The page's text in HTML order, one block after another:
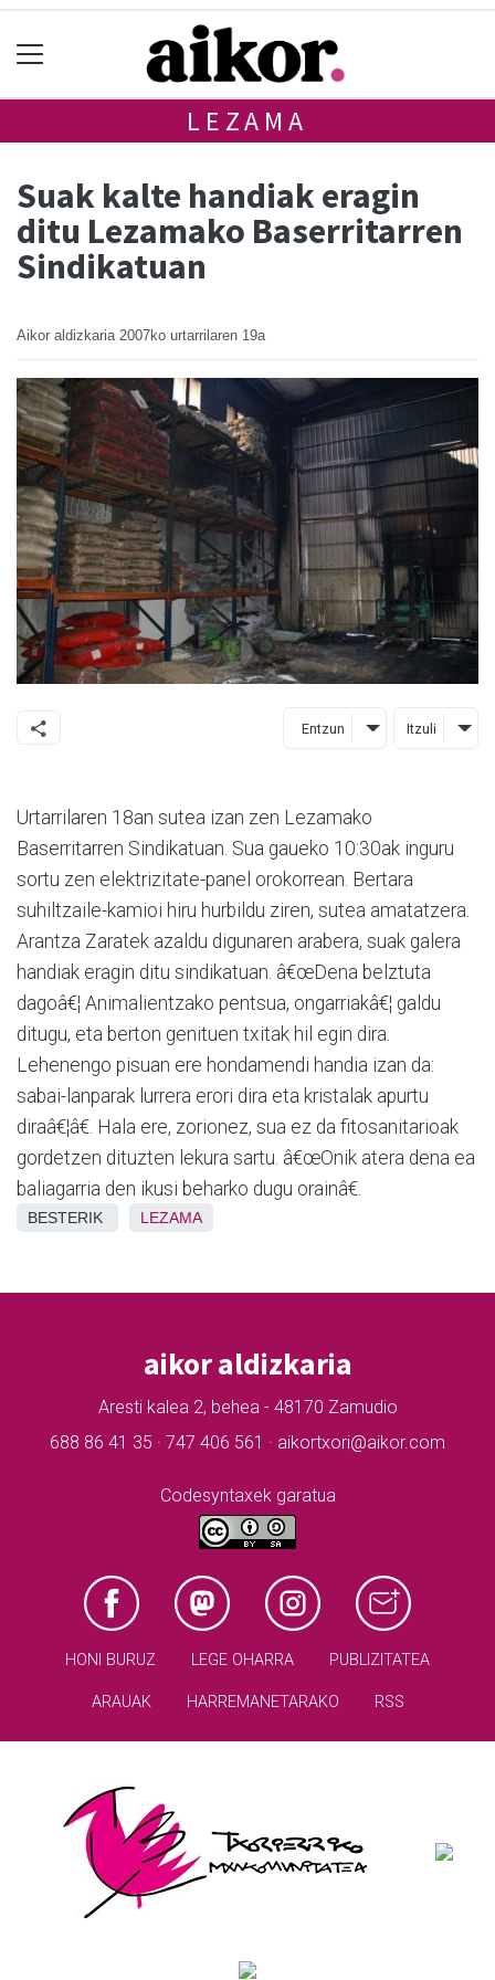
LEZAMA
Suak kalte handiak eragin
ditu Lezamako Baserritarren
Sindikatuan
Aikor aldizkaria 2007ko urtarrilaren 19a
Entzun Itzuli
Urtarrilaren 18an sutea izan zen Lezamako
Baserritarren Sindikatuan. Sua gaueko 10:30ak inguru
sortu zen elektrizitate-panel orokorrean. Bertara
suhiltzaile-kamioi hiru hurbildu ziren, sutea amatatzera.
Arantza Zaratek azaldu digunaren arabera, suak galera
handiak eragin ditu sindikatuan. â€œDena belztuta
dagoâ€¦ Animalientzako pentsua, ongarriakâ€¦ galdu
ditugu, eta berton genituen txitak hil egin dira.
Lehenengo pisuan ere hondamendi handia izan da:
sabai-lanparak lurrera erori dira eta kristalak apurtu
diraâ€¦â€. Hala ere, zorionez, sua ez da fitosanitarioak
gordetzen dituzten lekura sartu. â€œOnik atera dena ea
baliagarria den ikusi beharko dugu orainâ€.
BESTERIK LEZAMA
aikor aldizkaria
Aresti kalea 2, behea - 48170 Zamudio
688 86 41 35 · 747 406 561 · aikortxori@aikor.com
Codesyntaxek garatua
HONI BURUZ LEGE OHARRA PUBLIZITATEA
ARAUAK HARREMANETARAKO RSS